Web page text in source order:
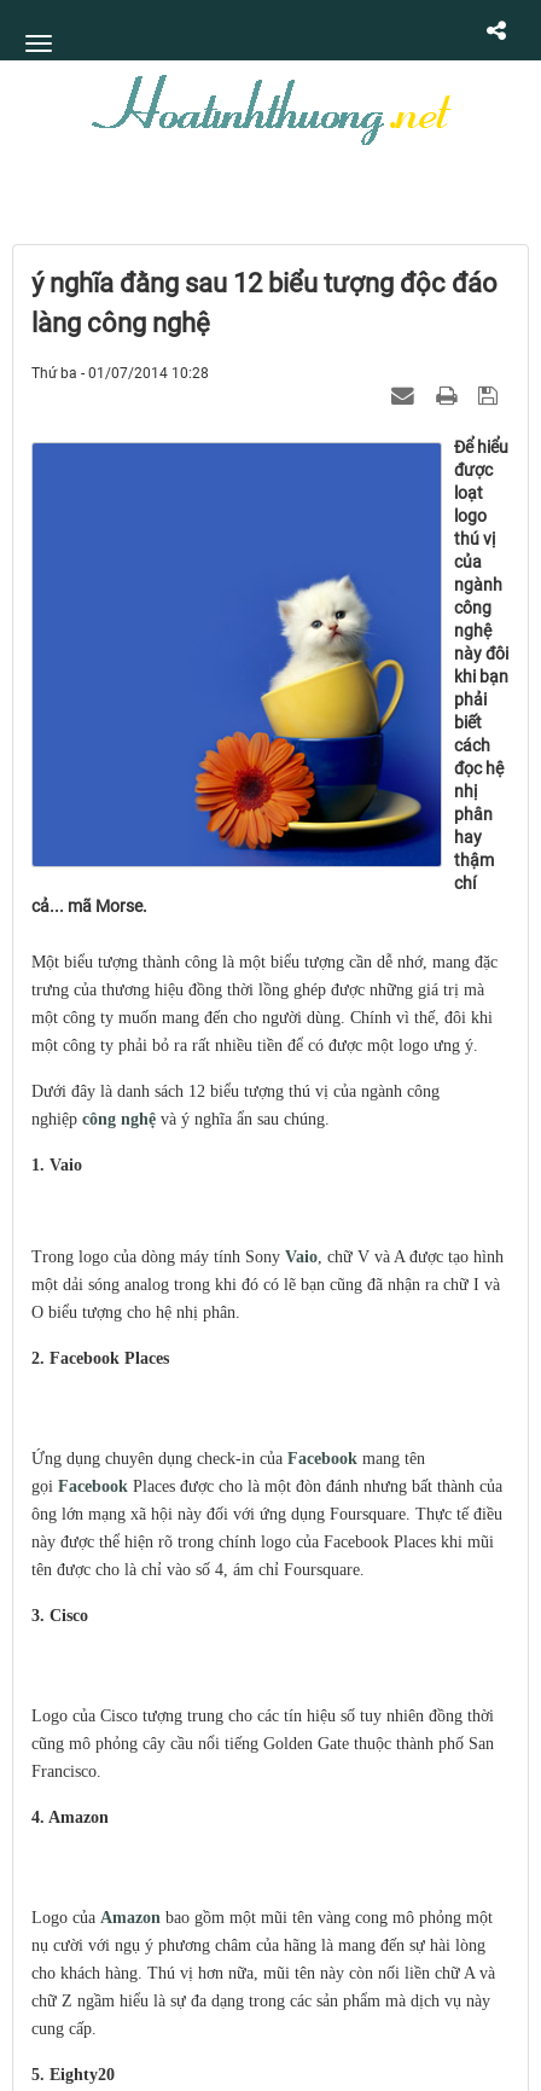
ý nghĩa đằng sau 12 biểu tượng độc đáo
làng công nghệ
Thứ ba - 01/07/2014 10:28
Để hiểu
được
loạt
logo
thú vị
của
ngành
công
nghệ
này đôi
khi bạn
phải
biết
cách
đọc hệ
nhị
phân
hay
thậm
chí
cả... mã Morse.
Một biểu tượng thành công là một biểu tượng cần dễ nhớ, mang đặc
trưng của thương hiệu đồng thời lồng ghép được những giá trị mà
một công ty muốn mang đến cho người dùng. Chính vì thế, đôi khi
một công ty phải bỏ ra rất nhiều tiền để có được một logo ưng ý.
Dưới đây là danh sách 12 biểu tượng thú vị của ngành công
nghiệp công nghệ và ý nghĩa ẩn sau chúng.
1. Vaio
Trong logo của dòng máy tính Sony Vaio, chữ V và A được tạo hình
một dải sóng analog trong khi đó có lẽ bạn cũng đã nhận ra chữ I và
O biểu tượng cho hệ nhị phân.
2. Facebook Places
Ứng dụng chuyên dụng check-in của Facebook mang tên
gọi Facebook Places được cho là một đòn đánh nhưng bất thành của
ông lớn mạng xã hội này đối với ứng dụng Foursquare. Thực tế điều
này được thể hiện rõ trong chính logo của Facebook Places khi mũi
tên được cho là chỉ vào số 4, ám chỉ Foursquare.
3. Cisco
Logo của Cisco tượng trung cho các tín hiệu số tuy nhiên đồng thời
cũng mô phỏng cây cầu nổi tiếng Golden Gate thuộc thành phố San
Francisco.
4. Amazon
Logo của Amazon bao gồm một mũi tên vàng cong mô phỏng một
nụ cười với ngụ ý phương châm của hãng là mang đến sự hài lòng
cho khách hàng. Thú vị hơn nữa, mũi tên này còn nối liền chữ A và
chữ Z ngầm hiểu là sự đa dạng trong các sản phẩm mà dịch vụ này
cung cấp.
5. Eighty20